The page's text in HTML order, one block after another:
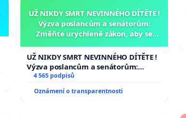
UŽ NIKDY SMRT NEVINNÉHO DÍTĚTE !
Výzva poslancům a senátorům:
Změňte urychleně zákon, aby se
opakovat!
UŽ NIKDY SMRT NEVINNÉHO DÍTĚTE !
Výzva poslancům a senátorům:
Změňte urychleně zákon, aby se
opakovat!
4 565 podpisů
Oznámení o transparentnosti